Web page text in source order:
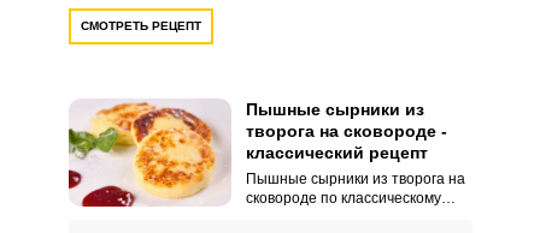
СМОТРЕТЬ РЕЦЕПТ
Пышные сырники из
творога на сковороде -
классический рецепт
Пышные сырники из творога на
сковороде по классическому